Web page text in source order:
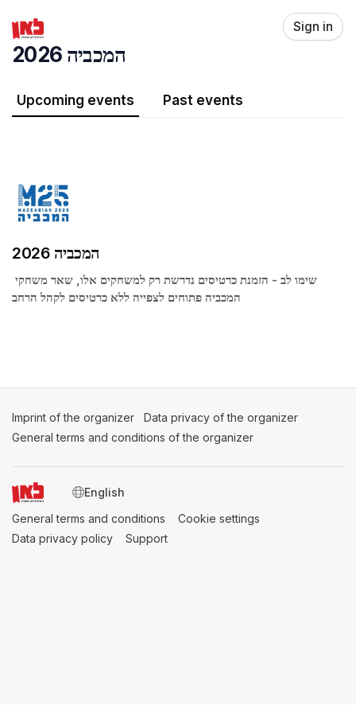
Sign in
המכביה 2026
Upcoming events Past events
המכביה 2026
המכביה פתוחים לצפייה ללא כרטיסים לקהל הרחב
Imprint of the organizer (opens in a new tab)
Data privacy of the organizer
General terms and conditions of the organizer
SWITCH LANGUAGE
General terms and conditions (opens in a new tab)
Cookie settings
Data privacy policy (opens in a new tab)
Support